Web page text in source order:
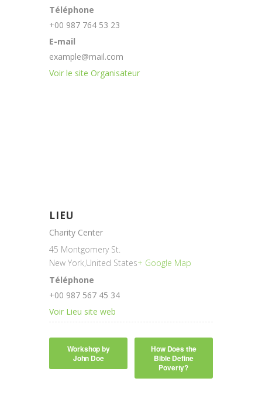
Téléphone
+00 987 764 53 23
E-mail
example@mail.com
Voir le site Organisateur
LIEU
Charity Center
45 Montgomery St.
New York,United States+ Google Map
Téléphone
+00 987 567 45 34
Voir Lieu site web
Workshop by
John Doe
How Does the
Bible Define
Poverty?